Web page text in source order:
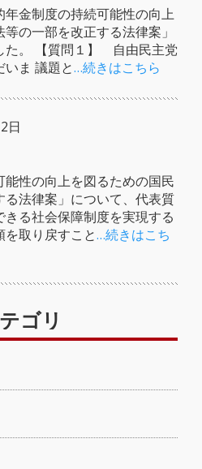
金制度の持続可能性の向上
の一部を改正する法律案」
た。 【質問１】 自由民主党
ま 議題と…続きはこちら
日
能性の向上を図るための国民
法律案」について、代表質
る社会保障制度を実現する
取り戻すこと…続きはこち
ゴリ